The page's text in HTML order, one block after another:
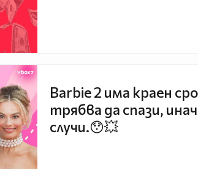
Barbie 2 има краен
трябва да спази,
случи.😯💥